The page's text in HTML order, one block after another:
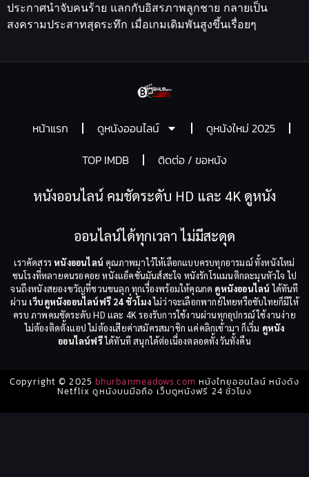
ประกาศนำจับคนร้าย แลกกับอิสรภาพลูกชาย กลายเป็น
สงครามประสาทสุดระทึก เมื่อเกมเดิมพันสูงขึ้นเรื่อยๆ
หน้าแรก ดูหนังออนไลน์
ดูหนังใหม่ 2025
TOP IMDB
ติดต่อ / ขอหนัง
หนังออนไลน์ คมชัดระดับ HD และ 4K ดูหนัง
ออนไลน์ได้ทุกเวลา ไม่มีสะดุด
เราคัดสรรหนังออนไลน์ คุณภาพมาไว้ให้เลือกแบบครบทุกอารมณ์ ทั้งหนังใหม่
ชนโรงที่หลายคนรอคอย หนังแอ็คชั่นมันส์สะใจ หนังรักโรแมนติกละมุนหัวใจ ไป
จนถึงหนังสยองขวัญที่ชวนขนลุก ทุกเรื่องพร้อมให้คุณกด ดูหนังออนไลน์ ได้ทันที
ผ่าน เว็บดูหนังออนไลน์ฟรี 24 ชั่วโมงไม่ว่าจะเลือกพากย์ไทยหรือซับไทยก็มีให้
ครบ ภาพคมชัดระดับ HD และ 4K รองรับการใช้งานผ่านทุกอุปกรณ์ ใช้งานง่าย
ไม่ต้องติดตั้งแอป ไม่ต้องเสียค่าสมัครสมาชิก แค่คลิกเข้ามา ก็เริ่ม ดูหนัง
ออนไลน์ฟรีได้ทันที สนุกได้ต่อเนื่องตลอดทั้งวันทั้งคืน
Copyright © 2025 bhurbanmeadows.com หนังไทยออนไลน์ หนังดัง
Netflix ดูหนังบนมือถือ เว็บดูหนังฟรี 24 ชั่วโมง